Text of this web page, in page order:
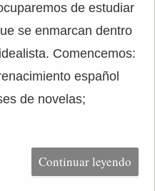
de estudiar
se enmarcan dentro
Comencemos:
español
de novelas;
Continuar leyendo